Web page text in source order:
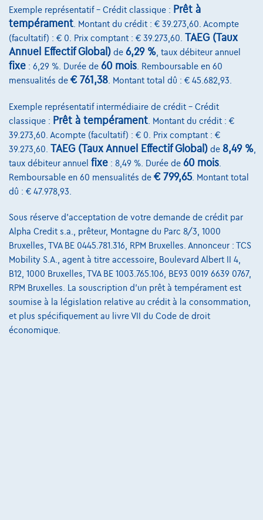
Renault Arkana
1.6 Hybrid 145cv Rouge 09/22 60149km Airco GPS USB
09/2022
60.152 km Hybride Automatique 69 kW ( 94 CV )
€23.250 1
Dès€446,14/moiset une dernière mensualité de
€6.258,64
Exemple représentatif – Crédit classique : Prêt à
tempérament . Montant du crédit : € 39.273,60. Acompte
(facultatif) : € 0. Prix comptant : € 39.273,60. TAEG (Taux
Annuel Effectif Global) de 6,29 % , taux débiteur annuel
fixe : 6,29 %. Durée de 60 mois . Remboursable en 60
mensualités de € 761,38 . Montant total dû : € 45.682,93.
Exemple représentatif intermédiaire de crédit – Crédit
classique : Prêt à tempérament . Montant du crédit : €
39.273,60. Acompte (facultatif) : € 0. Prix comptant : €
39.273,60. TAEG (Taux Annuel Effectif Global) de 8,49 %
taux débiteur annuel fixe : 8,49 %. Durée de 60 mois
Remboursable en 60 mensualités de € 799,65. Montant total
dû : € 47.978,93.
Sous réserve d'acceptation de votre demande de crédit par
Alpha Credit s.a., prêteur, Montagne du Parc 8/3, 1000
Bruxelles, TVA BE 0445.781.316, RPM Bruxelles. Annonceur : TCS
Mobility S.A., agent à titre accessoire, Boulevard Albert II 4,
B12, 1000 Bruxelles, TVA BE 1003.765.106, BE93 0019 6639 0767,
RPM Bruxelles. La souscription d'un prêt à tempérament est
soumise à la législation relative au crédit à la consommation,
et plus spécifiquement au livre VII du Code de droit
économique.